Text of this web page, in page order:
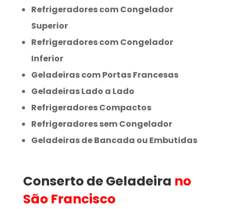
Refrigeradores com Congelador
Superior
Refrigeradores com Congelador
Inferior
Geladeiras com Portas Francesas
Geladeiras Lado a Lado
Refrigeradores Compactos
Refrigeradores sem Congelador
Geladeiras de Bancada ou Embutidas
Conserto de Geladeira no
São Francisco